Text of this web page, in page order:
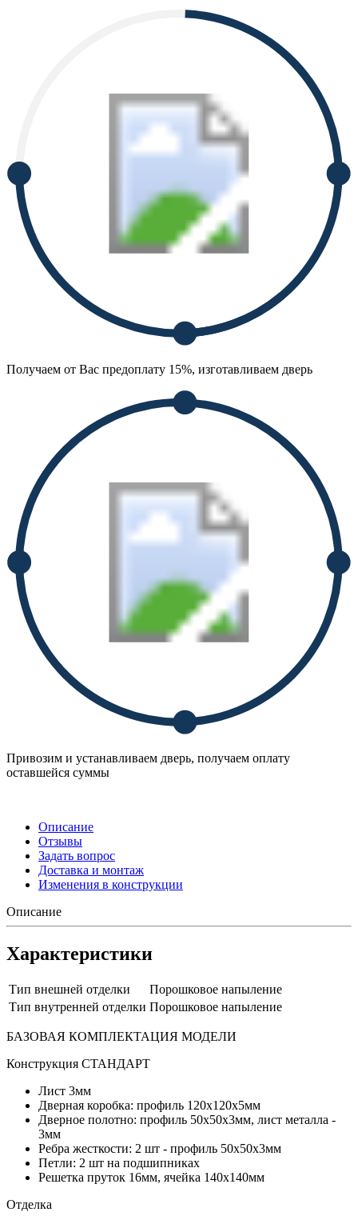
Получаем от Вас предоплату 15%, изготавливаем дверь
Привозим и устанавливаем дверь, получаем оплату
оставшейся суммы
Описание
Отзывы
Задать вопрос
Доставка и монтаж
Изменения в конструкции
Описание
Характеристики
Тип внешней отделки
Порошковое напыление
Тип внутренней отделки Порошковое напыление
БАЗОВАЯ КОМПЛЕКТАЦИЯ МОДЕЛИ
Конструкция СТАНДАРТ
Лист 3мм
Дверная коробка: профиль 120х120х5мм
Дверное полотно: профиль 50х50х3мм, лист металла -
3мм
Ребра жесткости: 2 шт - профиль 50х50х3мм
Петли: 2 шт на подшипниках
Решетка пруток 16мм, ячейка 140х140мм
Отделка